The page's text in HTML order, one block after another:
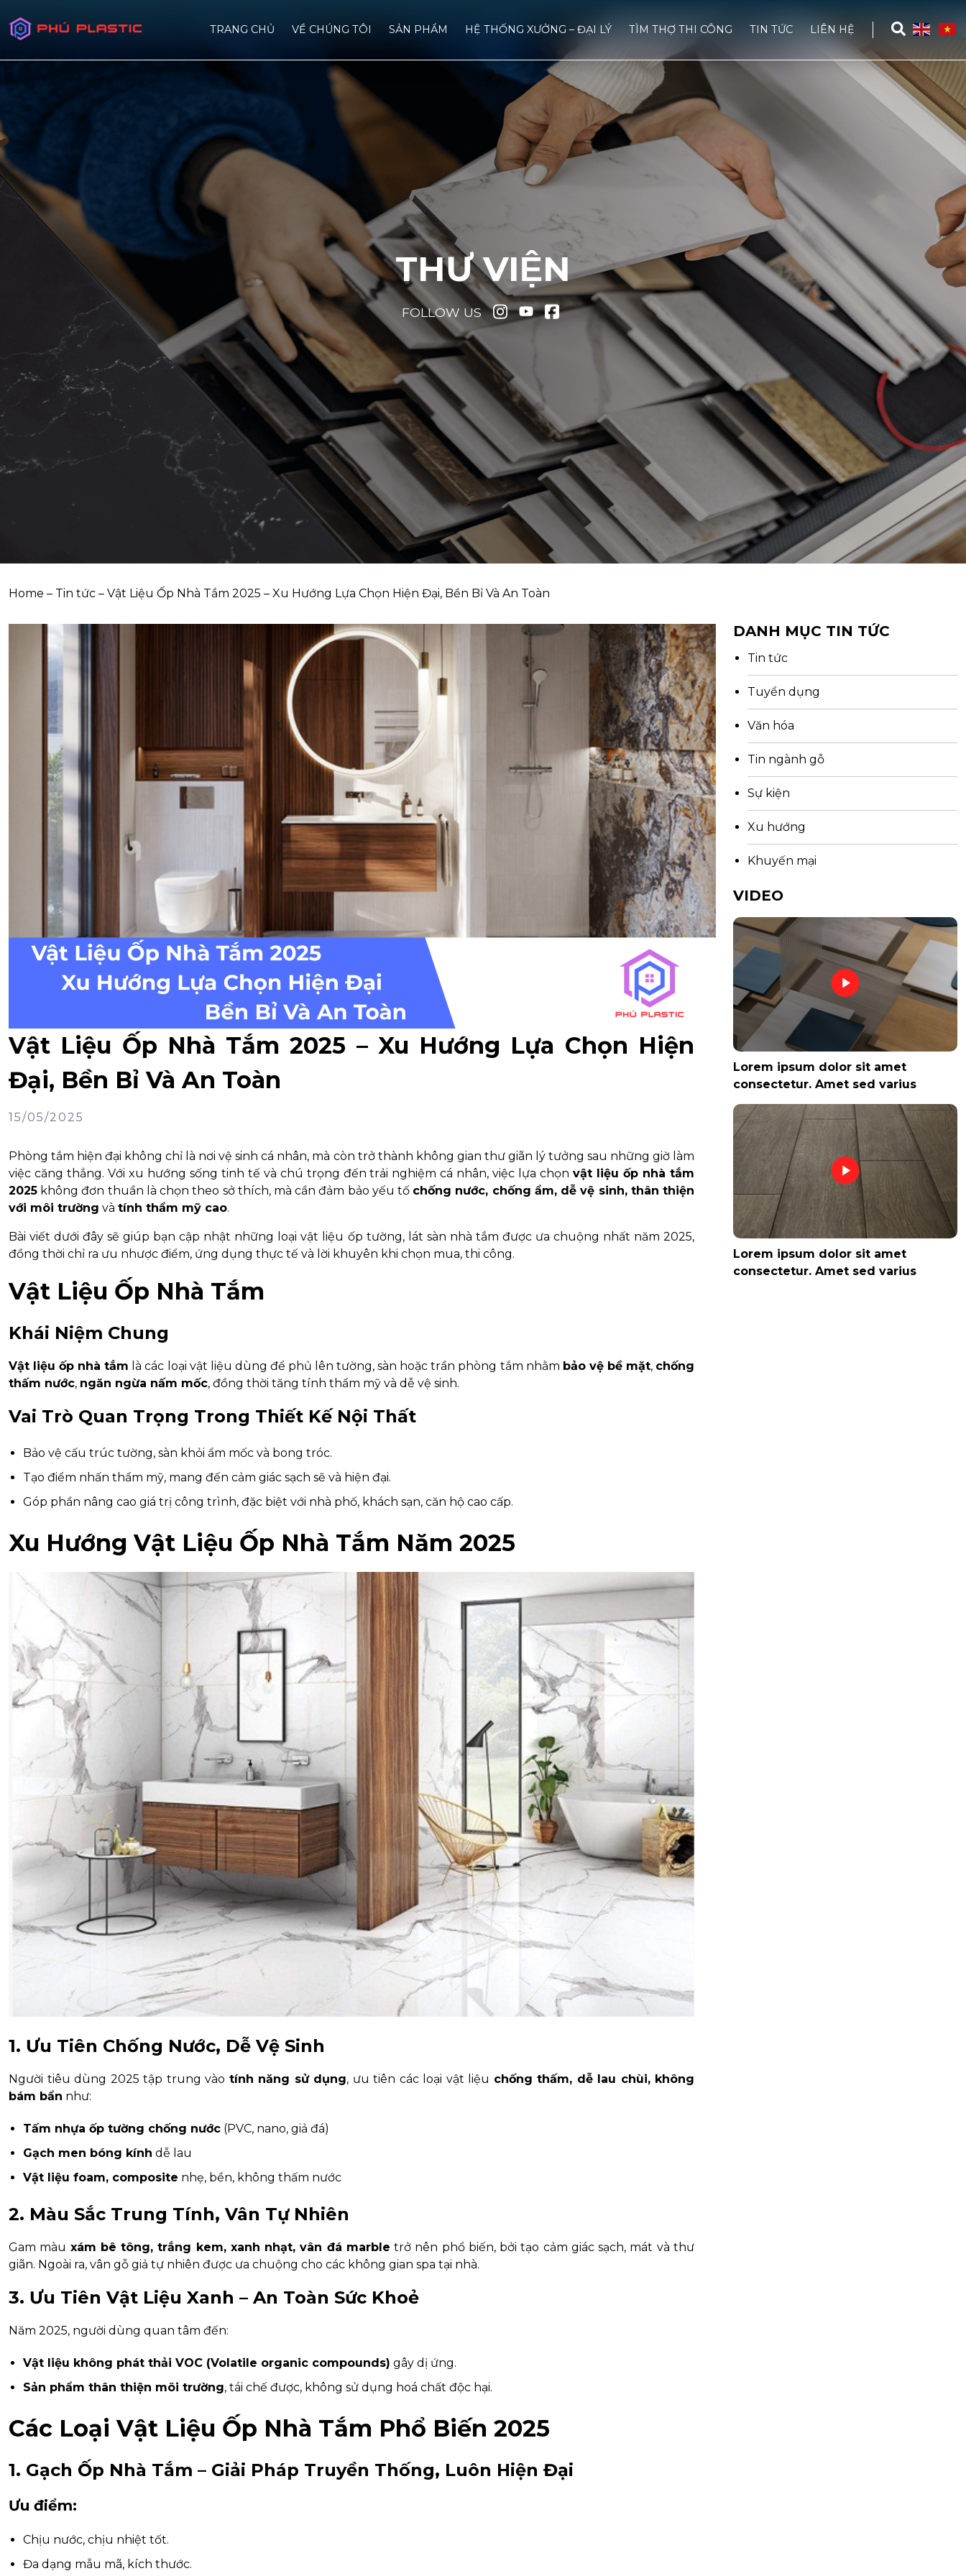
TRANG CHỦ VỀ CHÚNG TÔI SẢN PHẨM HỆ THỐNG XƯỞNG – ĐẠI LÝ TÌM THỢ THI CÔNG TIN TỨC LIÊN HỆ
THƯ VIỆN
FOLLOW US
Home – Tin tức – Vật Liệu Ốp Nhà Tắm 2025 – Xu Hướng Lựa Chọn Hiện Đại, Bền Bỉ Và An Toàn
Vật Liệu Ốp Nhà Tắm 2025 – Xu Hướng Lựa Chọn Hiện
Đại, Bền Bỉ Và An Toàn
15/05/2025
Phòng tắm hiện đại không chỉ là nơi vệ sinh cá nhân, mà còn trở thành không gian thư giãn lý tưởng sau những giờ làm
việc căng thẳng. Với xu hướng sống tinh tế và chú trọng đến trải nghiệm cá nhân, việc lựa chọnvật liệu ốp nhà tắm
2025 không đơn thuần là chọn theo sở thích, mà cần đảm bảo yếu tố chống nước, chống ẩm, dễ vệ sinh, thân thiện
với môi trường và tính thẩm mỹ cao.
Bài viết dưới đây sẽ giúp bạn cập nhật những loại vật liệu ốp tường, lát sàn nhà tắm được ưa chuộng nhất năm 2025,
đồng thời chỉ ra ưu nhược điểm, ứng dụng thực tế và lời khuyên khi chọn mua, thi công.
Vật Liệu Ốp Nhà Tắm
Khái Niệm Chung
Vật liệu ốp nhà tắm là các loại vật liệu dùng để phủ lên tường, sàn hoặc trần phòng tắm nhằm bảo vệ bề mặt, chống
thấm nước, ngăn ngừa nấm mốc, đồng thời tăng tính thẩm mỹ và dễ vệ sinh.
Vai Trò Quan Trọng Trong Thiết Kế Nội Thất
Bảo vệ cấu trúc tường, sàn khỏi ẩm mốc và bong tróc.
Tạo điểm nhấn thẩm mỹ, mang đến cảm giác sạch sẽ và hiện đại.
Góp phần nâng cao giá trị công trình, đặc biệt với nhà phố, khách sạn, căn hộ cao cấp.
Xu Hướng Vật Liệu Ốp Nhà Tắm Năm 2025
1. Ưu Tiên Chống Nước, Dễ Vệ Sinh
Người tiêu dùng 2025 tập trung vào tính năng sử dụng, ưu tiên các loại vật liệu chống thấm, dễ lau chùi, không
bám bẩn như:
Tấm nhựa ốp tường chống nước (PVC, nano, giả đá)
Gạch men bóng kính dễ lau
Vật liệu foam, composite nhẹ, bền, không thấm nước
2. Màu Sắc Trung Tính, Vân Tự Nhiên
Gam màu xám bê tông, trắng kem, xanh nhạt, vân đá marble trở nên phổ biến, bởi tạo cảm giác sạch, mát và thư
giãn. Ngoài ra, vân gỗ giả tự nhiên được ưa chuộng cho các không gian spa tại nhà.
3. Ưu Tiên Vật Liệu Xanh – An Toàn Sức Khoẻ
Năm 2025, người dùng quan tâm đến:
Vật liệu không phát thải VOC (Volatile organic compounds) gây dị ứng.
Sản phẩm thân thiện môi trường, tái chế được, không sử dụng hoá chất độc hại.
Các Loại Vật Liệu Ốp Nhà Tắm Phổ Biến 2025
1. Gạch Ốp Nhà Tắm – Giải Pháp Truyền Thống, Luôn Hiện Đại
Ưu điểm:
Chịu nước, chịu nhiệt tốt.
Đa dạng mẫu mã, kích thước.
DANH MỤC TIN TỨC
Tin tức
Tuyển dụng
Văn hóa
Tin ngành gỗ
Sự kiện
Xu hướng
Khuyến mại
VIDEO
Lorem ipsum dolor sit amet
consectetur. Amet sed varius
Lorem ipsum dolor sit amet
consectetur. Amet sed varius